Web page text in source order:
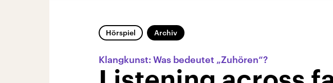
Hörspiel Archiv
Klangkunst: Was bedeutet „Zuhören“?